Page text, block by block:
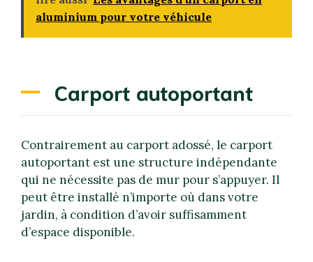
aluminium pour votre véhicule
Carport autoportant
Contrairement au carport adossé, le carport
autoportant est une structure indépendante
qui ne nécessite pas de mur pour s’appuyer. Il
peut être installé n’importe où dans votre
jardin, à condition d’avoir suffisamment
d’espace disponible.